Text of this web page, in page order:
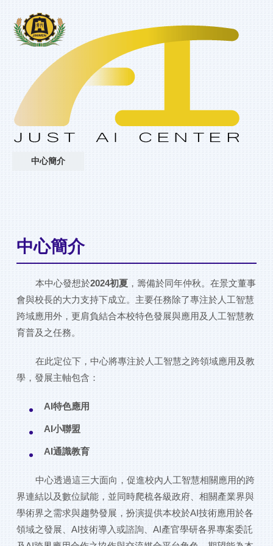
中心簡介
中心簡介
本中心發想於2024初夏，籌備於同年仲秋。在景文董事
會與校長的大力支持下成立。主要任務除了專注於人工智慧
跨域應用外，更肩負結合本校特色發展與應用及人工智慧教
育普及之任務。
在此定位下，中心將專注於人工智慧之跨領域應用及教
學，發展主軸包含：
AI特色應用
AI小聯盟
AI通識教育
中心透過這三大面向，促進校內人工智慧相關應用的跨
界連結以及數位賦能，並同時爬梳各級政府、相關產業界與
學術界之需求與趨勢發展，扮演提供本校於AI技術應用於各
領域之發展、AI技術導入或諮詢、AI產官學研各界專案委託